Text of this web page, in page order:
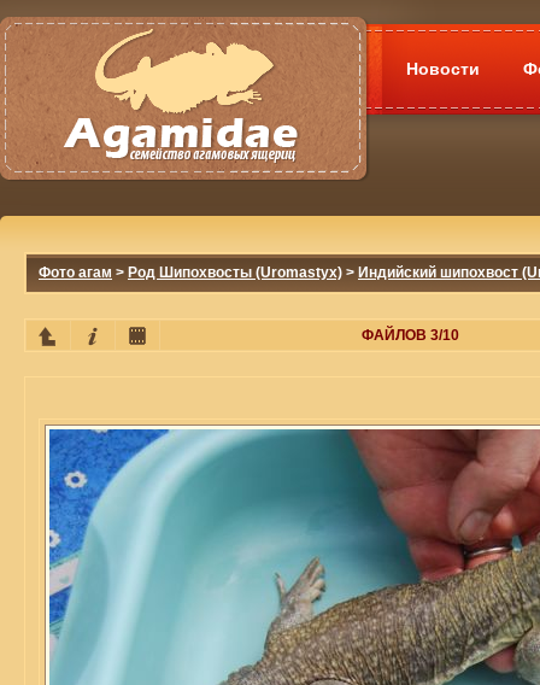
Новости
Фото агам > Род Шипохвосты (Uromastyx) > Индийский шипохвост
ФАЙЛОВ 3/10